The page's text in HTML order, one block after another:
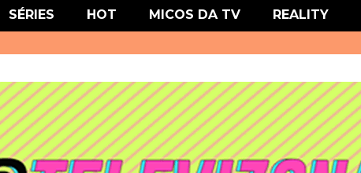
type='text/css'/>
SÉRIES HOT MICOS DA TV REALITY